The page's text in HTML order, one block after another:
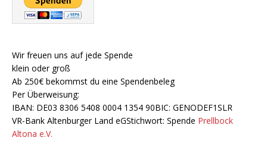
Wir freuen uns auf jede Spende
klein oder groß
Ab 250€ bekommst du eine Spendenbeleg
Per Überweisung:
IBAN: DE03 8306 5408 0004 1354 90BIC: GENODEF1SLR
VR-Bank Altenburger Land eGStichwort: Spende Prellbock
Altona e.V.